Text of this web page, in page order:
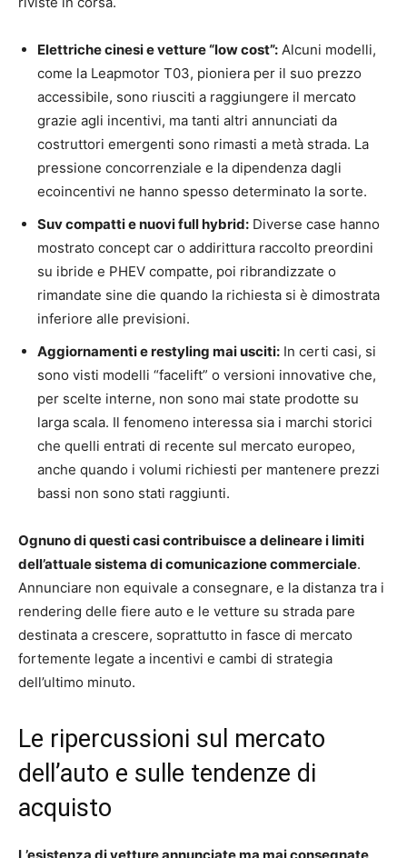
Elettriche cinesi e vetture “low cost”: Alcuni modelli,
come la Leapmotor T03, pioniera per il suo prezzo
accessibile, sono riusciti a raggiungere il mercato
grazie agli incentivi, ma tanti altri annunciati da
costruttori emergenti sono rimasti a metà strada. La
pressione concorrenziale e la dipendenza dagli
ecoincentivi ne hanno spesso determinato la sorte.
Suv compatti e nuovi full hybrid: Diverse case hanno
mostrato concept car o addirittura raccolto preordini
su ibride e PHEV compatte, poi ribrandizzate o
rimandate sine die quando la richiesta si è dimostrata
inferiore alle previsioni.
Aggiornamenti e restyling mai usciti: In certi casi, si
sono visti modelli “facelift” o versioni innovative che,
per scelte interne, non sono mai state prodotte su
larga scala. Il fenomeno interessa sia i marchi storici
che quelli entrati di recente sul mercato europeo,
anche quando i volumi richiesti per mantenere prezzi
bassi non sono stati raggiunti.
Ognuno di questi casi contribuisce a delineare i limiti
dell’attuale sistema di comunicazione commerciale.
Annunciare non equivale a consegnare, e la distanza tra i
rendering delle fiere auto e le vetture su strada pare
destinata a crescere, soprattutto in fasce di mercato
fortemente legate a incentivi e cambi di strategia
dell’ultimo minuto.
Le ripercussioni sul mercato
dell’auto e sulle tendenze di
acquisto